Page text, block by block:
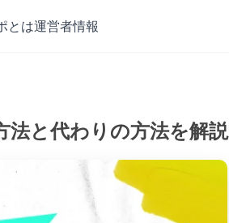
とは運営者情報
法と代わりの方法を解説